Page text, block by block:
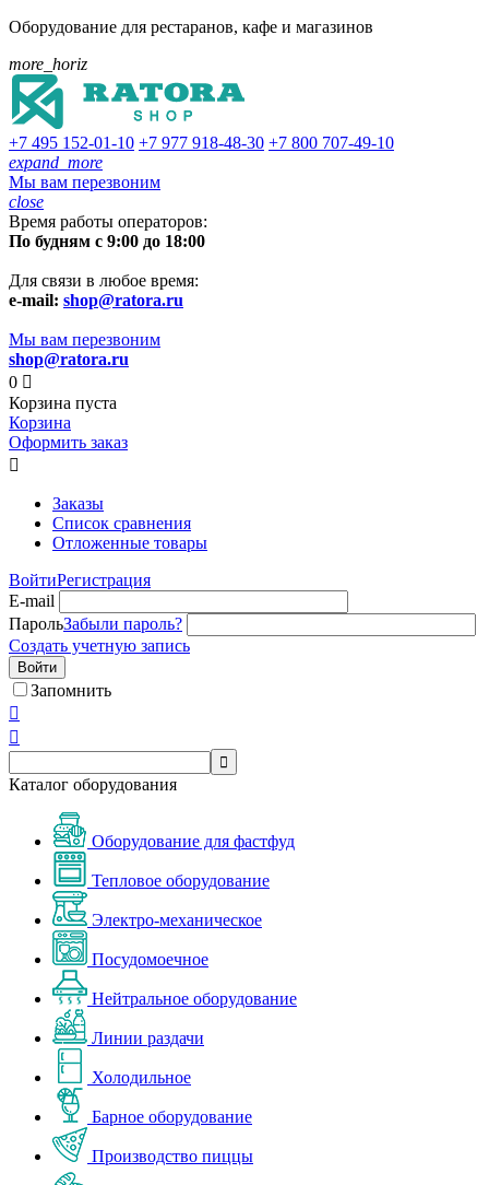
Оборудование для рестаранов, кафе и магазинов
more_horiz
+7 495 152-01-10 +7 977 918-48-30 +7 800 707-49-10
expand_more
Мы вам перезвоним
close
Время работы операторов:
По будням с 9:00 до 18:00
Для связи в любое время:
e-mail: shop@ratora.ru
Мы вам перезвоним
shop@ratora.ru
0 
Корзина пуста
Корзина
Оформить заказ

Заказы
Список сравнения
Отложенные товары
ВойтиРегистрация
E-mail
ПарольЗабыли пароль?
Создать учетную запись
Войти
Запомнить



Каталог оборудования
Оборудование для фастфуд
Тепловое оборудование
Электро-механическое
Посудомоечное
Нейтральное оборудование
Линии раздачи
Холодильное
Барное оборудование
Производство пиццы